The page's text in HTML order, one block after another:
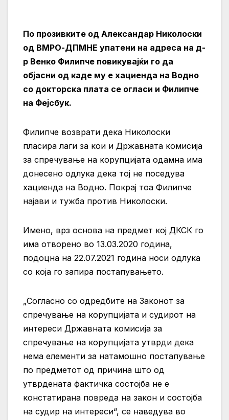
По прозивките од Александар Николоски
од ВМРО-ДПМНЕ упатени на адреса на д-
р Венко Филипче повикувајќи го да
објасни од каде му е хациенда на Водно
со докторска плата се огласи и Филипче
на Фејсбук.
Филипче возврати дека Николоски
пласира лаги за кои и Државната комисија
за спречување на корупцијата одамна има
донесено одлука дека тој не поседува
хациенда на Водно. Покрај тоа Филипче
најави и тужба против Николоски.
Имено, врз основа на предмет кој ДКСК го
има отворено во 13.03.2020 година,
подоцна на 22.07.2021 година носи одлука
со која го запира постапувањето.
„Согласно со одредбите на Законот за
спречување на корупцијата и судирот на
интереси Државната комисија за
спречување на корупцијата утврди дека
нема елементи за натамошно постапување
по предметот од причина што од
утврдената фактичка состојба не е
констатирана повреда на закон и состојба
на судир на интереси“, се наведува во